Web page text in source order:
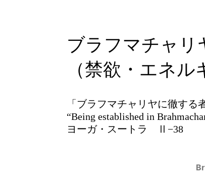
ブラフマチャリ
（禁欲・エネル
「ブラフマチャリヤに徹する
“Being established in
ヨーガ・スートラ Ⅱ−38